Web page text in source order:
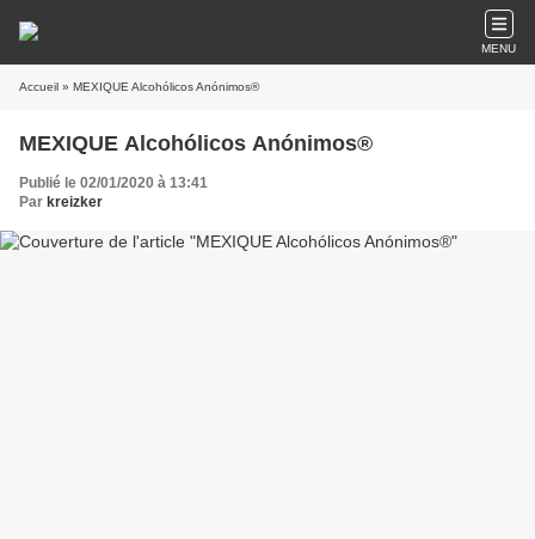
MENU
Accueil » MEXIQUE Alcohólicos Anónimos®
MEXIQUE Alcohólicos Anónimos®
Publié le 02/01/2020 à 13:41
Par kreizker